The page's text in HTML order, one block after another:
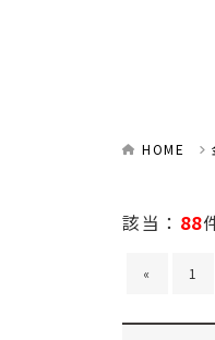
HOME
該当： 88
« 1